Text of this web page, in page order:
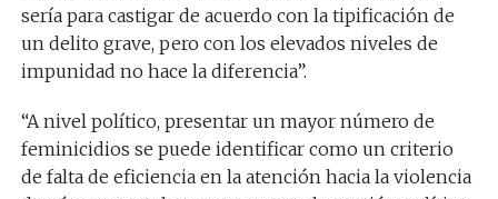
sería para castigar de acuerdo con la tipificación de
un delito grave, pero con los elevados niveles de
impunidad no hace la diferencia”.
“A nivel político, presentar un mayor número de
feminicidios se puede identificar como un criterio
de falta de eficiencia en la atención hacia la violencia